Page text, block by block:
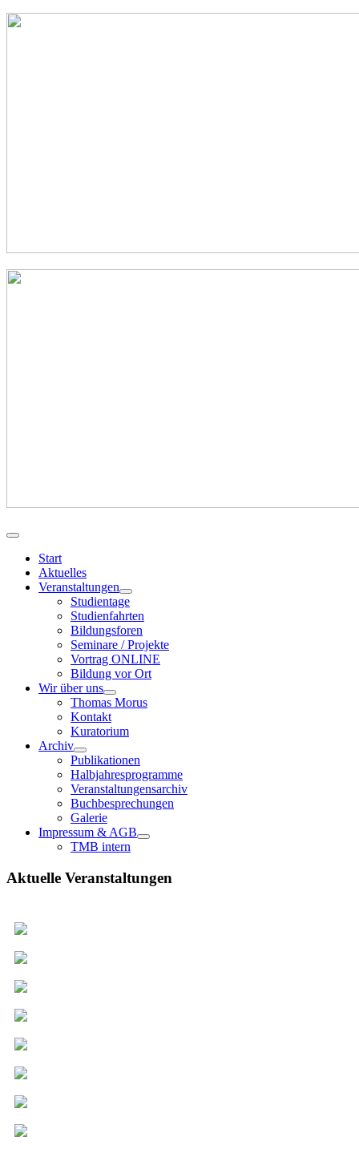
Start
Aktuelles
Veranstaltungen
Studientage
Studienfahrten
Bildungsforen
Seminare / Projekte
Vortrag ONLINE
Bildung vor Ort
Wir über uns
Thomas Morus
Kontakt
Kuratorium
Archiv
Publikationen
Halbjahresprogramme
Veranstaltungensarchiv
Buchbesprechungen
Galerie
Impressum & AGB
TMB intern
Aktuelle Veranstaltungen